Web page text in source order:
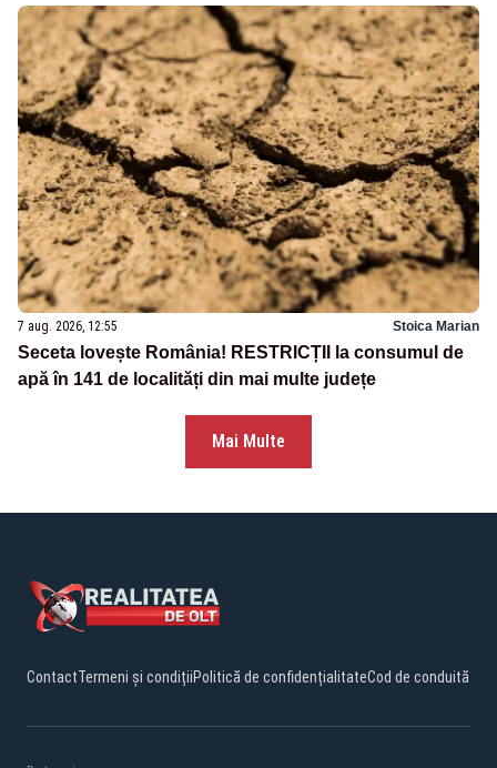
7 aug. 2026, 12:55 Stoica Marian
Seceta lovește România! RESTRICȚII la consumul de
apă în 141 de localități din mai multe județe
Mai Multe
ContactTermeni și condițiiPolitică de confidențialitateCod de conduită